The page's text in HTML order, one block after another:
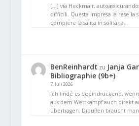
[…] via Heckmair,
difficili. Questa impresa la rese la
compiere la salita in solitaria…
BenReinhardt zu Janja
Bibliographie (9b+)
7. Juli 2026
Ich finde es beeindruckend,
aus dem Wettkampf auch direkt
übertragen. Draußen braucht